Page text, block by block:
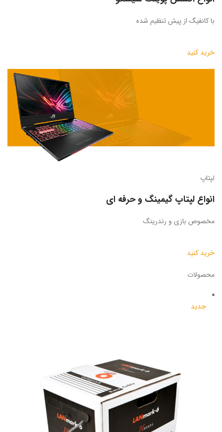
با کانفیگ از پیش تنظیم شده
خرید کنید
لپتاپ
انواع لپتاپ گیمینگ و حرفه ای
مخصوص بازی و رندرینگ
خرید کنید
محصولات
جدید